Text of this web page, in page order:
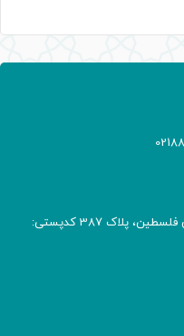
آدرس: پسـتی تهران، خیابان طالقانی، میدان فلسطین، پلاک 387 کدپستی: